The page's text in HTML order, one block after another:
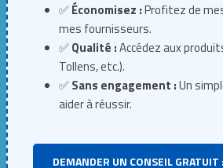
✅Économisez :Profitez de
mes fournisseurs.
✅Qualité :Accédez aux
Tollens, etc.).
✅Sans engagement :Un
aider à réussir.
DEMANDER UN CONSEIL